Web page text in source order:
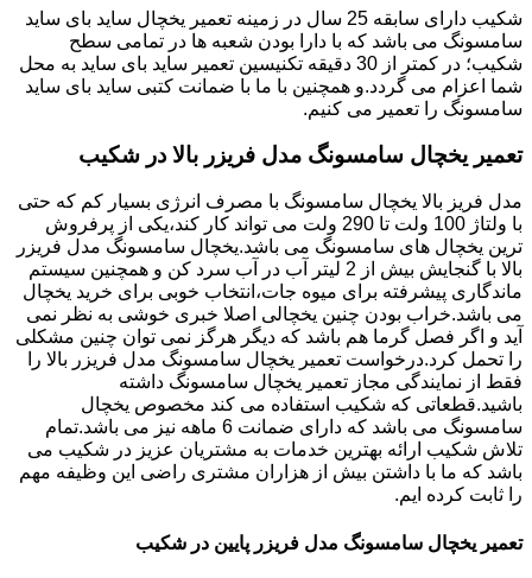
شکیب دارای سابقه 25 سال در زمینه تعمیر یخچال ساید بای ساید
سامسونگ می باشد که با دارا بودن شعبه ها در تمامی سطح
شکیب؛ در کمتر از 30 دقیقه تکنیسین تعمیر ساید بای ساید به محل
شما اعزام می گردد.و همچنین با ما با ضمانت کتبی ساید بای ساید
سامسونگ را تعمیر می کنیم.
تعمیر یخچال سامسونگ مدل فریزر بالا در شکیب
مدل فریز بالا یخچال سامسونگ با مصرف انرژی بسیار کم که حتی
با ولتاژ 100 ولت تا 290 ولت می تواند کار کند،یکی از پرفروش
ترین یخچال های سامسونگ می باشد.یخچال سامسونگ مدل فریزر
بالا با گنجایش بیش از 2 لیتر آب در آب سرد کن و همچنین سیستم
ماندگاری پیشرفته برای میوه جات،انتخاب خوبی برای خرید یخچال
می باشد.خراب بودن چنین یخچالی اصلا خبری خوشی به نظر نمی
آید و اگر فصل گرما هم باشد که دیگر هرگز نمی توان چنین مشکلی
را تحمل کرد.درخواست تعمیر یخچال سامسونگ مدل فریزر بالا را
فقط از نمایندگی مجاز تعمیر یخچال سامسونگ داشته
باشید.قطعاتی که شکیب استفاده می کند مخصوص یخچال
سامسونگ می باشد که دارای ضمانت 6 ماهه نیز می باشد.تمام
تلاش شکیب ارائه بهترین خدمات به مشتریان عزیز در شکیب می
باشد که ما با داشتن بیش از هزاران مشتری راضی این وظیفه مهم
را ثابت کرده ایم.
تعمیر یخچال سامسونگ مدل فریزر پایین در شکیب